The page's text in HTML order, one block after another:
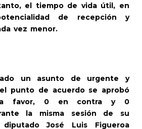
el tiempo de vida útil, en
de recepción y
vez menor.
un asunto de urgente y
punto de acuerdo se aprobó
favor, 0 en contra y 0
la misma sesión de su
diputado José Luis Figueroa